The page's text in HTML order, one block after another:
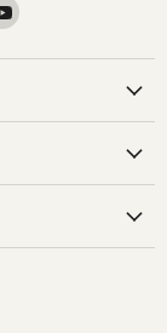
TikTok
en X en
Encuéntrenos en